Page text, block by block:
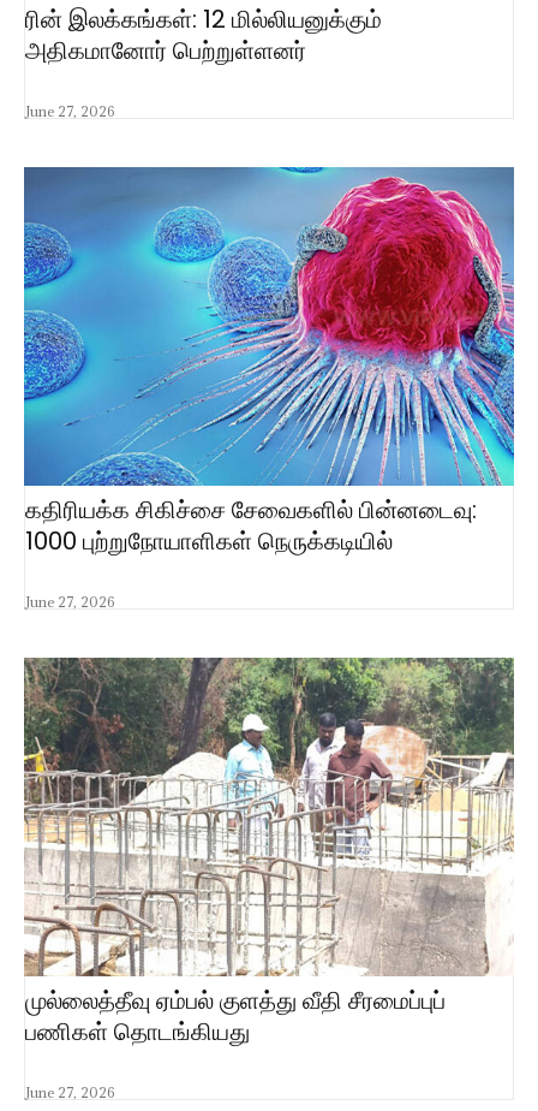
ரின் இலக்கங்கள்: 12 மில்லியனுக்கும்
அதிகமானோர் பெற்றுள்ளனர்
June 27, 2026
கதிரியக்க சிகிச்சை சேவைகளில் பின்னடைவு:
1000 புற்றுநோயாளிகள் நெருக்கடியில்
June 27, 2026
முல்லைத்தீவு ஏம்பல் குளத்து வீதி சீரமைப்புப்
பணிகள் தொடங்கியது
June 27, 2026